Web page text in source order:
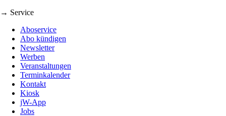
→ Service
Aboservice
Abo kündigen
Newsletter
Werben
Veranstaltungen
Terminkalender
Kontakt
Kiosk
jW-App
Jobs